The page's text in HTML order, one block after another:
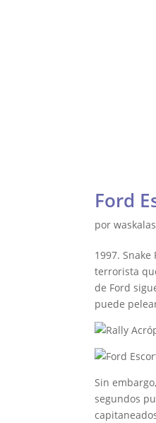
Ford
porwaskalas
1997.
terrorista
de Ford
puede
Sin
segundos